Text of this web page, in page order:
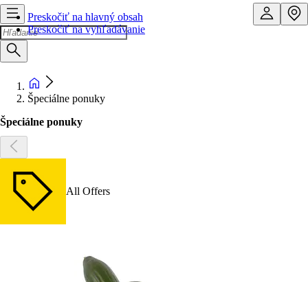
Preskočiť na hlavný obsah
Preskočiť na vyhľadávanie
Špeciálne ponuky
Špeciálne ponuky
All Offers